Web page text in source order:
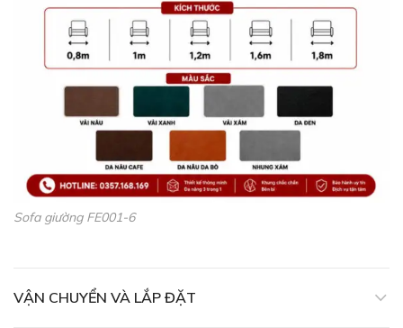
Sofa giường FE001-6
VẬN CHUYỂN VÀ LẮP ĐẶT